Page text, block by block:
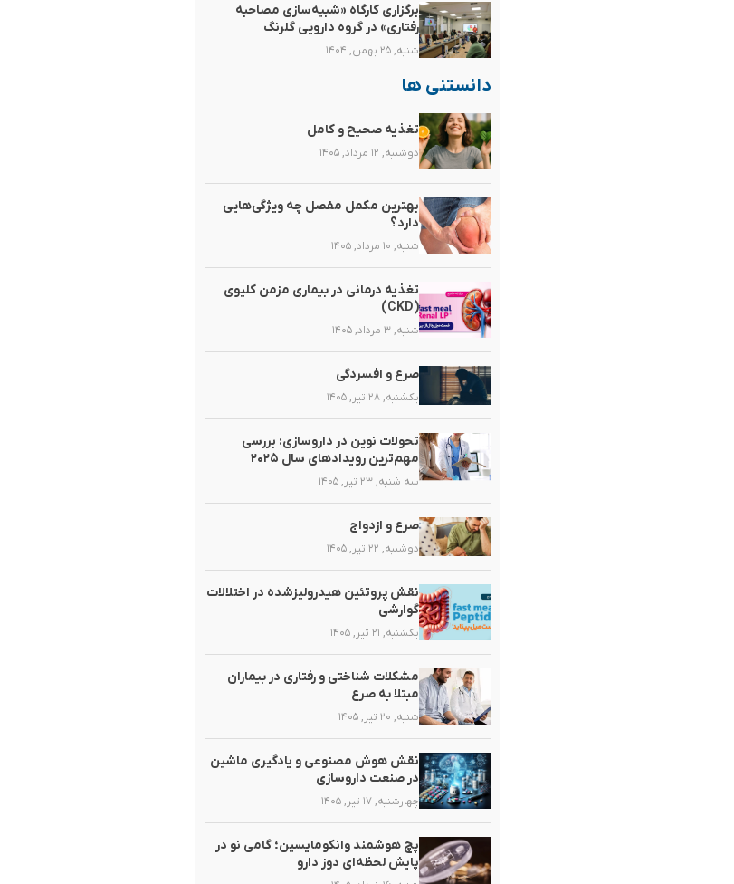
برگزاری کارگاه «شبیه‌سازی مصاحبه
رفتاری» در گروه دارویی گلرنگ
شنبه, ۲۵ بهمن, ۱۴۰۴
دانستنی ها
تغذیه صحیح و کامل
دوشنبه, ۱۲ مرداد, ۱۴۰۵
بهترین مکمل مفصل چه ویژگی‌هایی
دارد؟
شنبه, ۱۰ مرداد, ۱۴۰۵
تغذیه‌ درمانی در بیماری مزمن کلیوی
(CKD)
شنبه, ۳ مرداد, ۱۴۰۵
صرع و افسردگی
یکشنبه, ۲۸ تیر, ۱۴۰۵
تحولات نوین در داروسازی: بررسی
مهم‌ترین رویدادهای سال ۲۰۲۵
سه شنبه, ۲۳ تیر, ۱۴۰۵
صرع و ازدواج
دوشنبه, ۲۲ تیر, ۱۴۰۵
نقش پروتئین هیدرولیزشده در اختلالات
گوارشی
یکشنبه, ۲۱ تیر, ۱۴۰۵
مشکلات شناختی و رفتاری در بیماران
مبتلا به صرع
شنبه, ۲۰ تیر, ۱۴۰۵
نقش هوش مصنوعی و یادگیری ماشین
در صنعت داروسازی
چهارشنبه, ۱۷ تیر, ۱۴۰۵
پچ هوشمند وانکومایسین؛ گامی نو در
پایش لحظه‌ای دوز دارو